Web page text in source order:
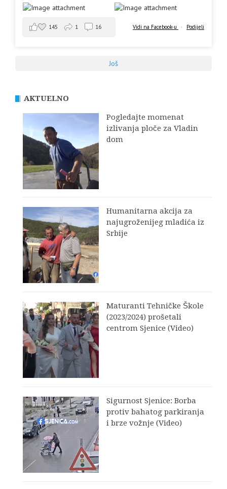
Vidi na Facebook-u · Podijeli
145 1 16
Još
AKTUELNO
Pogledajte momenat
izlivanja ploče za Vladin
dom
Humanitarna akcija za
najugroženijeg mladića iz
Srbije
Maturanti Tehničke Škole
(2023/2024) prošetali
centrom Sjenice (Video)
Sigurnost Sjenice: Borba
protiv bahatog parkiranja
i brze vožnje (Video)